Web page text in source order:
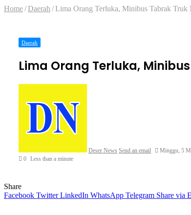
Home/Daerah /Lima Orang Terluka, Minibus Tabrak Truk
Daerah
Lima Orang Terluka,
Deser News Send an email
Minggu, 5
0 Less than a minute
Share
Facebook Twitter LinkedIn WhatsApp Telegram Share via